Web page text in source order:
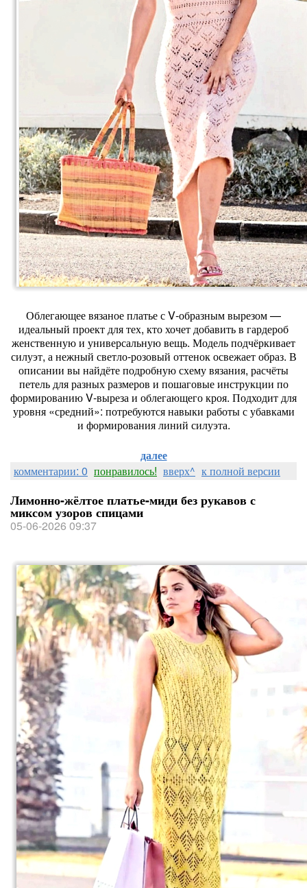
Облегающее вязаное платье с V‑образным вырезом —
идеальный проект для тех, кто хочет добавить в гардероб
женственную и универсальную вещь. Модель подчёркивает
силуэт, а нежный светло‑розовый оттенок освежает образ. В
описании вы найдёте подробную схему вязания, расчёты
петель для разных размеров и пошаговые инструкции по
формированию V‑выреза и облегающего кроя. Подходит для
уровня «средний»: потребуются навыки работы с убавками
и формирования линий силуэта.
далее
комментарии: 0 понравилось! вверх^ к полной версии
Лимонно-жёлтое платье-миди без рукавов с
миксом узоров спицами
05-06-2026 09:37